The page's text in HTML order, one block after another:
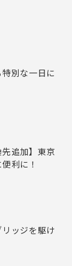
別な一日に
先追加】東京
利に！
リッジを駆け